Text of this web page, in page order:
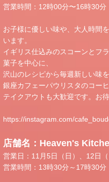
営業時間：12時00分〜16時30分
お子様に優しい味や、大人時間
います。
イギリス仕込みのスコーンとフ
菓子を中心に、
沢山のレシピから毎週新しい味を
銀座カフェーパウリスタのコー
テイクアウトも大歓迎です。お
https://instagram.com/
店舗名：Heaven's
営業日：11月5日（日）、12日
営業時間：13時30分～17時30分